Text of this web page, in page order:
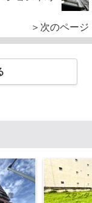
＞次のページ